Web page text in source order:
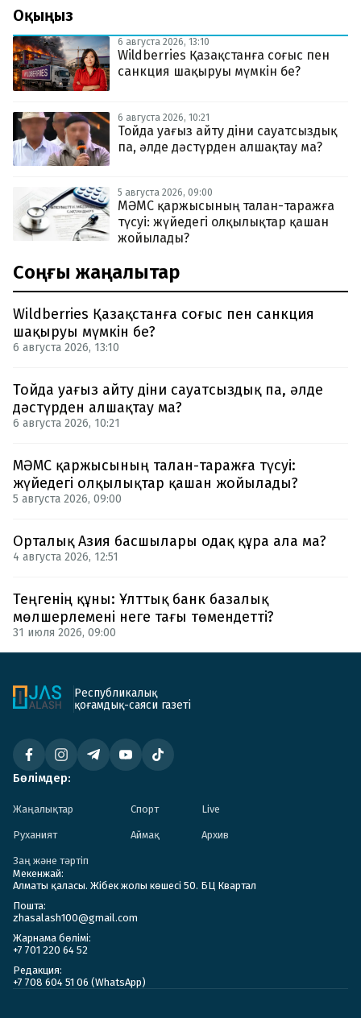
Оқыңыз
6 августа 2026, 13:10
Wildberries Қазақстанға соғыс пен
санкция шақыруы мүмкін бе?
6 августа 2026, 10:21
Тойда уағыз айту діни сауатсыздық
па, әлде дәстүрден алшақтау ма?
5 августа 2026, 09:00
МӘМС қаржысының талан-таражға
түсуі: жүйедегі олқылықтар қашан
жойылады?
Соңғы жаңалықтар
Wildberries Қазақстанға соғыс пен санкция
шақыруы мүмкін бе?
6 августа 2026, 13:10
Тойда уағыз айту діни сауатсыздық па, әлде
дәстүрден алшақтау ма?
6 августа 2026, 10:21
МӘМС қаржысының талан-таражға түсуі:
жүйедегі олқылықтар қашан жойылады?
5 августа 2026, 09:00
Орталық Азия басшылары одақ құра ала ма?
4 августа 2026, 12:51
Теңгенің құны: Ұлттық банк базалық
мөлшерлемені неге тағы төмендетті?
31 июля 2026, 09:00
Республикалық
қоғамдық-саяси газеті
Бөлімдер:
Жаңалықтар Спорт Live
Руханият Аймақ Архив
Заң және тәртіп
Мекенжай:
Алматы қаласы. Жібек жолы көшесі 50. БЦ Квартал
Пошта:
zhasalash100@gmail.com
Жарнама бөлімі:
+7 701 220 64 52
Редакция:
+7 708 604 51 06 (WhatsApp)